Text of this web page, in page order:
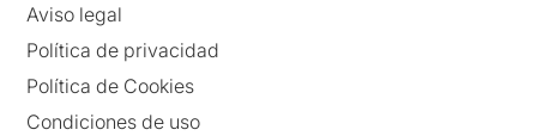
Aviso legal
Política de privacidad
Política de Cookies
Condiciones de uso